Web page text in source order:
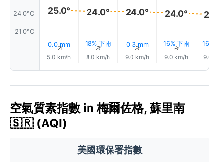
24.0°C
21.0°C
25.0°
0.0 mm
↑
5.0 km/h
24.0°
18% 下雨
↑
8.0 km/h
24.0°
0.3 mm
↑
9.0 km/h
24.0°
16% 下雨
↑
9.0 km/h
16%
9.0
空氣質素指數 in 梅爾佐格, 蘇里南
🇸🇷 (AQI)
美國環保署指數